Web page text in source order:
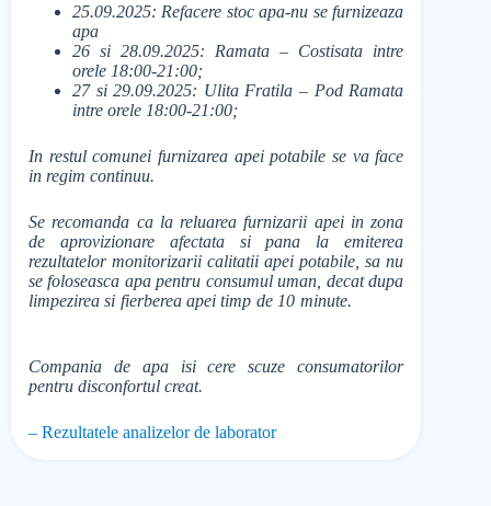
25.09.2025: Refacere stoc apa-nu se furnizeaza
apa
26 si 28.09.2025: Ramata – Costisata intre
orele 18:00-21:00;
27 si 29.09.2025: Ulita Fratila – Pod Ramata
intre orele 18:00-21:00;
In restul comunei furnizarea apei potabile se va face
in regim continuu.
Se recomanda ca la reluarea furnizarii apei in zona
de aprovizionare afectata si pana la emiterea
rezultatelor monitorizarii calitatii apei potabile, sa nu
se foloseasca apa pentru consumul uman, decat dupa
limpezirea si fierberea apei timp de 10 minute.
Compania de apa isi cere scuze consumatorilor
pentru disconfortul creat.
– Rezultatele analizelor de laborator